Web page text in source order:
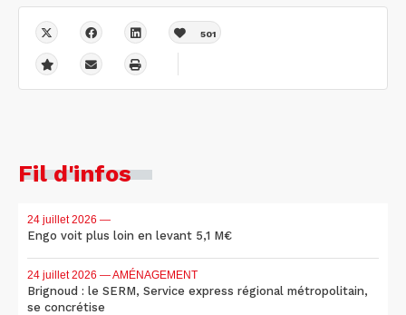
501
Fil d'infos
24 juillet 2026 —
Engo voit plus loin en levant 5,1 M€
24 juillet 2026 — AMÉNAGEMENT
Brignoud : le SERM, Service express régional métropolitain,
se concrétise